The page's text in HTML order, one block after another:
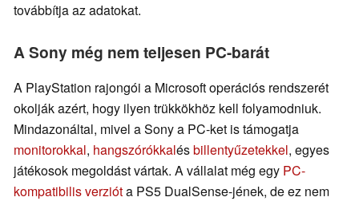
továbbítja az adatokat.
A Sony még nem teljesen PC-barát
A PlayStation rajongói a Microsoft operációs rendszerét
okolják azért, hogy ilyen trükkökhöz kell folyamodniuk.
Mindazonáltal, mivel a Sony a PC-ket is támogatja
monitorokkal, hangszórókkalésbillentyűzetekkel, egyes
játékosok megoldást vártak. A vállalat még egy PC-
kompatibilis verzióta PS5 DualSense-jének, de ez nem